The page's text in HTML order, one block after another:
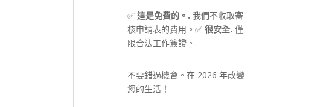
✅這是免費的。. 我們不收取審
核申請表的費用。✅很安全. 僅
限合法工作簽證。.
不要錯過機會。在 2026 年改變
您的生活！